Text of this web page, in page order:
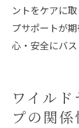
ントをケアに
プサポートが
心・安全にバス
ワイルド
プの関係